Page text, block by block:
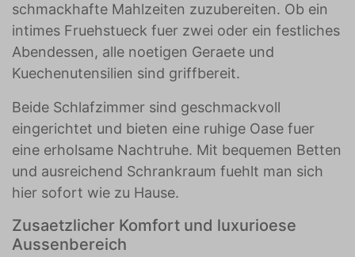
schmackhafte Mahlzeiten zuzubereiten. Ob ein
intimes Fruehstueck fuer zwei oder ein festliches
Abendessen, alle noetigen Geraete und
Kuechenutensilien sind griffbereit.
Beide Schlafzimmer sind geschmackvoll
eingerichtet und bieten eine ruhige Oase fuer
eine erholsame Nachtruhe. Mit bequemen Betten
und ausreichend Schrankraum fuehlt man sich
hier sofort wie zu Hause.
Zusaetzlicher Komfort und luxurioese
Aussenbereich